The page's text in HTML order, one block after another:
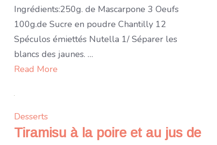
Tiramisu
au
nutella
Ingrédients:250g. de Mascarpone 3 Oeufs
100g.de Sucre en poudre Chantilly 12
Spéculos émiettés Nutella 1/ Séparer les
blancs des jaunes. …
Read More
Desserts
Tiramisu à la poire et au jus de